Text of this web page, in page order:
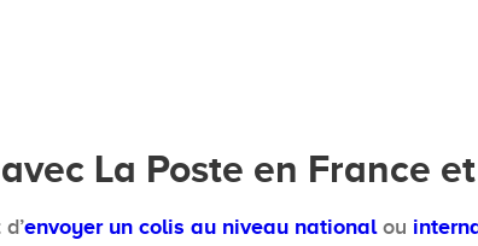
La Poste en France
envoyer un colis au niveau nationalou